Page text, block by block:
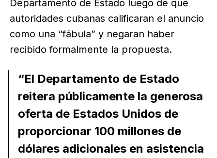
Departamento de Estado luego de que
autoridades cubanas calificaran el anuncio
como una “fábula” y negaran haber
recibido formalmente la propuesta.
“El Departamento de Estado
reitera públicamente la generosa
oferta de Estados Unidos de
proporcionar 100 millones de
dólares adicionales en asistencia